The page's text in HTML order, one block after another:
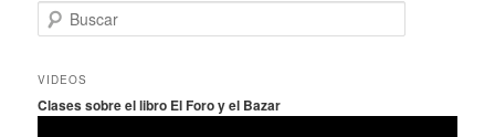
u
c
r
VIDEOS
Clases sobre el libro El Foro y el Bazar